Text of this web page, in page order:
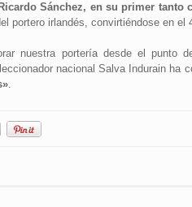
Ricardo Sánchez, en su primer tanto
portero irlandés, convirtiéndose en el
nuestra portería desde el punto
nacional Salva Indurain ha
.